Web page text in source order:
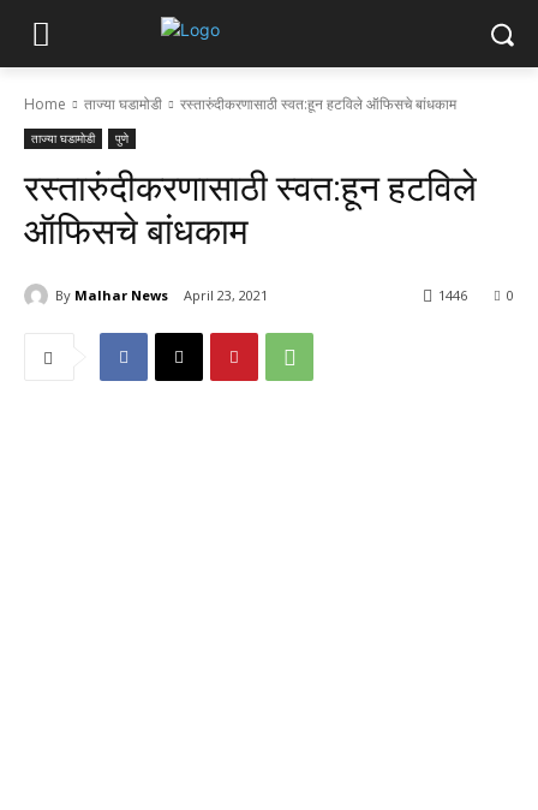
Home ताज्या घडामोडी रस्तारुंदीकरणासाठी स्वत:हून हटविले ऑफिसचे बांधकाम
ताज्या घडामोडी पुणे
रस्तारुंदीकरणासाठी स्वत:हून हटविले
ऑफिसचे बांधकाम
By Malhar News April 23, 2021 0
1446